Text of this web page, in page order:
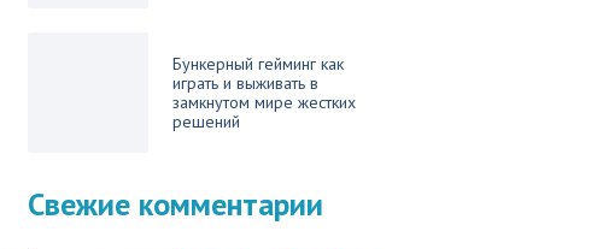
Бункерный гейминг как
играть и выживать в
замкнутом мире жестких
решений
Свежие комментарии